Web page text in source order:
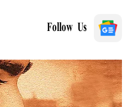
Follow Us